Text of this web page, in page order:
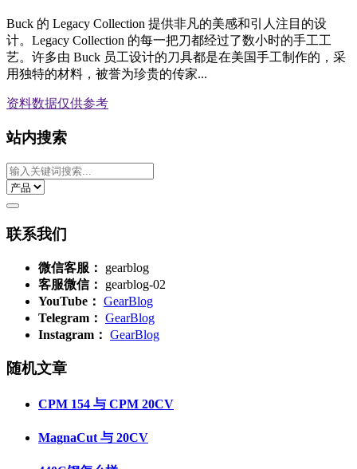
Buck 的 Legacy Collection 提供非凡的美感和引人注目的设
计。Legacy Collection 的每一把刀都经过了数小时的手工工
艺。许多由 Buck 员工设计的刀具都是在美国手工制作的，采
用独特的材料，被誉为珍贵的传家...
资料数据仅供参考
站内搜索
联系我们
微信客服：
gearblog
客服微信：
gearblog-02
YouTube： GearBlog
Telegram： GearBlog
Instagram： GearBlog
随机文章
CPM 154 与 CPM 20CV
MagnaCut 与 20CV